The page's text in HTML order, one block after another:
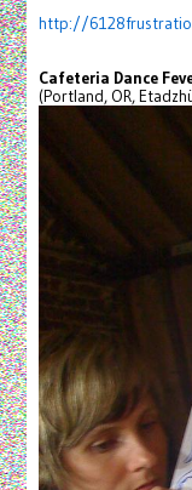
http://
Cafeteria Dance
(Portland, OR,